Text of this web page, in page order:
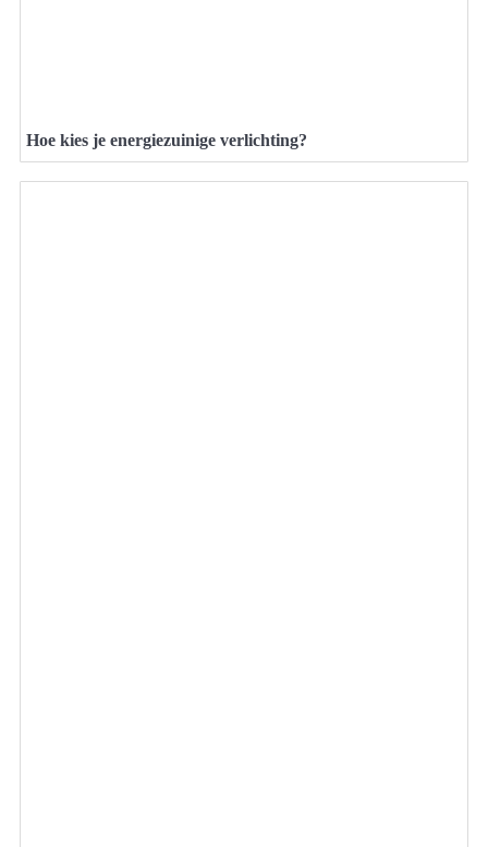
Hoe kies je energiezuinige verlichting?